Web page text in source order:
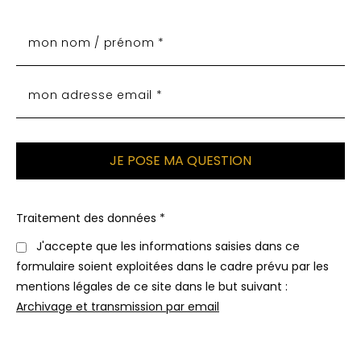
Traitement des données *
J'accepte que les informations saisies dans ce
formulaire soient exploitées dans le cadre prévu par les
mentions légales de ce site dans le but suivant :
Archivage et transmission par email